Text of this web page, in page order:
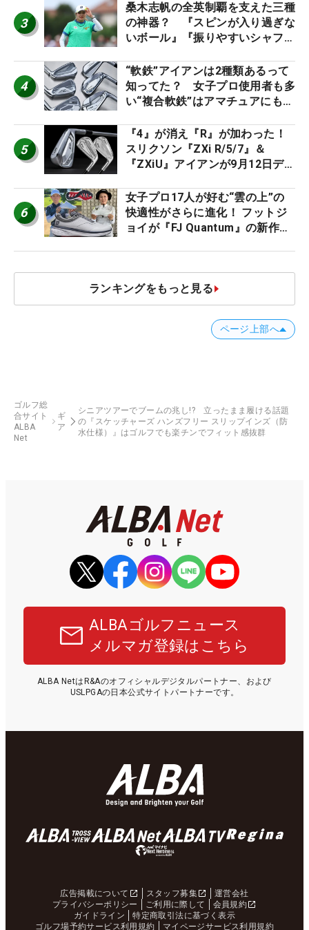
3
桑木志帆の全英制覇を支えた三種
の神器？ 『スピンが入り過ぎな
いボール』『振りやすいシャフ
ー』 #女子プロセッティング
4
“軟鉄”アイアンは2種類あるって
知ってた？ 女子プロ使用者も多
い“複合軟鉄”はアマチュアにもオ
5
『4』が消え『R』が加わった！
スリクソン『ZXi R/5/7』＆
『ZXiU』アイアンが9月12日デ
6
女子プロ17人が好む“雲の上”の
快適性がさらに進化！ フットジ
ョイが『FJ Quantum』の新作を
ランキングをもっと見る
ページ上部へ
ゴルフ総
合サイト
ALBA
Net
ギ
ア
シニアツアーでブームの兆し!? 立ったまま履ける話題
の『スケッチャーズ ハンズフリー スリップインズ（防
水仕様）』はゴルフでも楽チンでフィット感抜群
ALBAゴルフニュース
メルマガ登録はこちら
ALBA NetはR&Aのオフィシャルデジタルパートナー、および
USLPGAの日本公式サイトパートナーです。
広告掲載について スタッフ募集
運営会社
プライバシーポリシー
ご利用に際して
会員規約
ガイドライン
特定商取引法に基づく表示
ゴルフ場予約サービス利用規約
マイページサービス利用規約